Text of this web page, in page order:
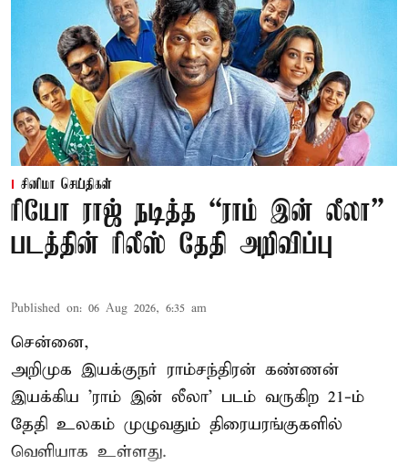
சினிமா செய்திகள்
ரியோ ராஜ் நடித்த “ராம் இன் லீலா”
படத்தின் ரிலீஸ் தேதி அறிவிப்பு
Published on: 06 Aug 2026, 6:35 am
சென்னை,
அறிமுக இயக்குநர் ராம்சந்திரன் கண்ணன்
இயக்கிய 'ராம் இன் லீலா' படம் வருகிற 21-ம்
தேதி உலகம் முழுவதும் திரையரங்குகளில்
வெளியாக உள்ளது.